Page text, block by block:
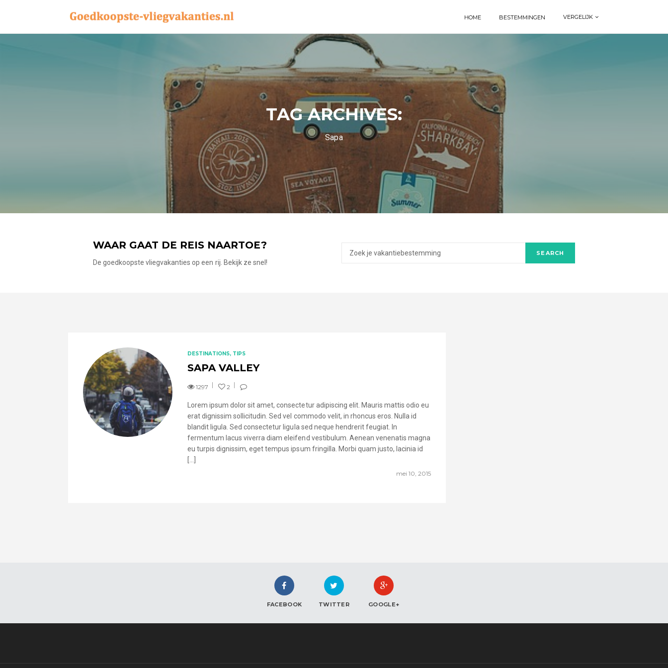
HOME BESTEMMINGEN VERGELIJK
TAG ARCHIVES:
Sapa
WAAR GAAT DE REIS NAARTOE?
De goedkoopste vliegvakanties op een rij. Bekijk ze snel!
DESTINATIONS TIPS
SAPA VALLEY
1297 2
mei 10, 2015
Lorem ipsum dolor sit amet, consectetur adipiscing elit. Mauris mattis odio eu
erat dignissim sollicitudin. Sed vel commodo velit, in rhoncus eros. Nulla id
blandit ligula. Sed consectetur ligula sed neque hendrerit feugiat. In
fermentum lacus viverra diam eleifend vestibulum. Aenean venenatis magna
eu turpis dignissim, eget tempus ipsum fringilla. Morbi quam justo, lacinia id
FACEBOOK TWITTER GOOGLE+